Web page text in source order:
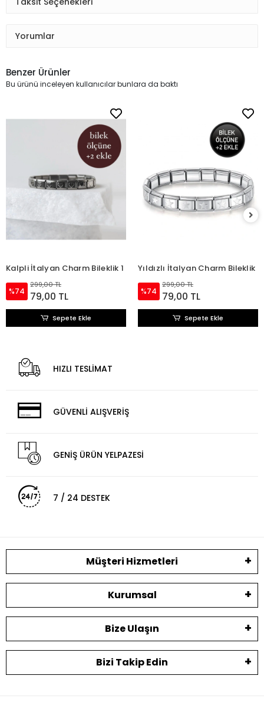
Yorumlar
Benzer Ürünler
Bu ürünü inceleyen kullanıcılar bunlara da baktı
Kalpli İtalyan Charm Bileklik 1
%74
299,00 TL
79,00 TL
Sepete Ekle
Yıldızlı İtalyan Charm Bileklik
%74
299,00 TL
79,00 TL
Sepete Ekle
HIZLI TESLİMAT
GÜVENLİ ALIŞVERİŞ
GENİŞ ÜRÜN YELPAZESİ
7 / 24 DESTEK
Müşteri Hizmetleri
Kurumsal
Bize Ulaşın
Bizi Takip Edin